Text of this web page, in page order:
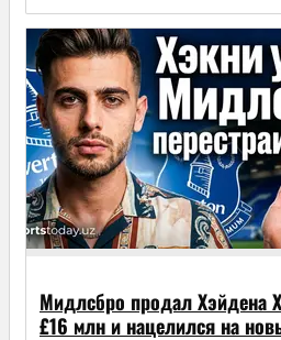
Мидлсбро продал Хэйдена
£16 млн и нацелился на